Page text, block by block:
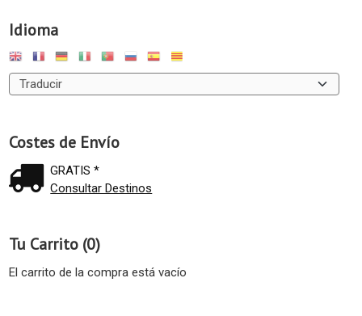
Idioma
Costes de Envío
GRATIS *
Consultar Destinos
Tu Carrito (0)
El carrito de la compra está vacío